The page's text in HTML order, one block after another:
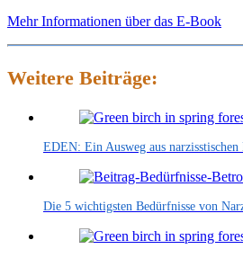
Mehr Informationen über das E-Book
Weitere Beiträge:
EDEN: Ein Ausweg aus narzisstischen
Die 5 wichtigsten Bedürfnisse von